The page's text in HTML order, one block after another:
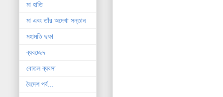
মা হাতি
মা এবং তাঁর অদেখা সন্তান
মহামতি ছফা
ব্যবচ্ছেদ
বোতল ব্যবসা
বৈদেশ পর্ব...